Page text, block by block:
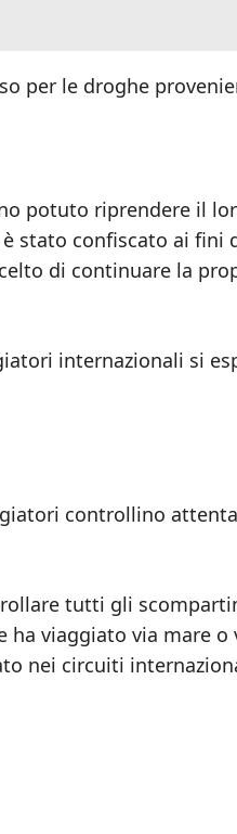
per le droghe
potuto riprendere il
stato confiscato ai fini
di continuare la
internazionali si
controllino
tutti gli
viaggiato via mare
nei circuiti